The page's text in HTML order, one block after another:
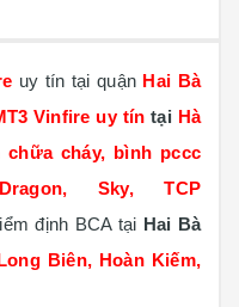
uy tín tại quận Hai Bà
Vinfire uy tíntại Hà
cháy, bình pccc
Sky, TCP
định BCA tại Hai Bà
Biên, Hoàn Kiếm,